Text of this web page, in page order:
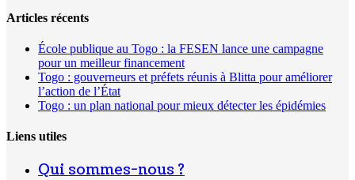
Articles récents
École publique au Togo : la FESEN lance une campagne
pour un meilleur financement
Togo : gouverneurs et préfets réunis à Blitta pour améliorer
l’action de l’État
Togo : un plan national pour mieux détecter les épidémies
Liens utiles
Qui sommes-nous ?